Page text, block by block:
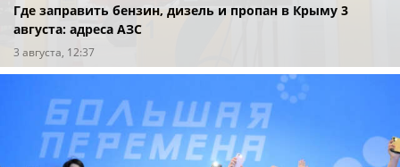
Где заправить бензин, дизель и пропан в Крыму 3
августа: адреса АЗС
3 августа, 12:37